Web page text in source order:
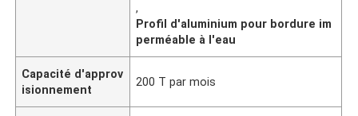
,
Profil d'aluminium pour bordure im
perméable à l'eau
Capacité d'approv
isionnement
200 T par mois